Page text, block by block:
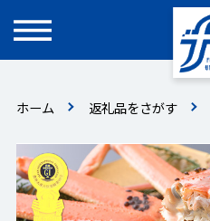
ホーム 返礼品をさがす